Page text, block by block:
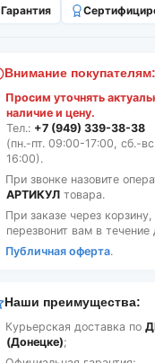
Гарантия
Внимание покупателям:
Просим уточнять
наличие и цену.
Тел.: +7 (949) 339-38-38
(пн.-пт. 09:00-17:00, сб.-
16:00).
При звонке назовите
АРТИКУЛ товара.
При заказе через
перезвонит вам в течение
Публичная оферта.
Наши преимущества:
Курьерская доставка по
(Донецке);